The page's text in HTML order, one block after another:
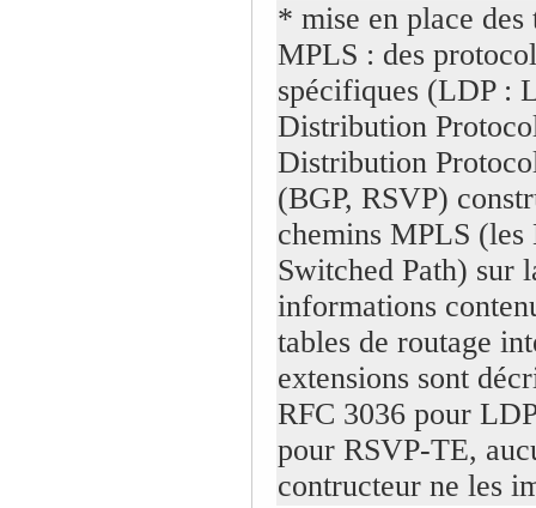
* mise en place des
MPLS : des
spécifiques (LDP :
Distribution
Distribution
(BGP, RSVP)
chemins MPLS (les
Switched Path) sur
informations
tables de routage
extensions sont
RFC 3036 pour
pour RSVP-TE,
contructeur ne les